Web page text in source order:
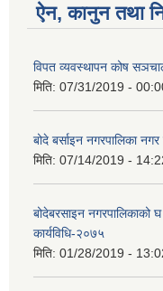
ऐन, कानुन तथा
विपत व्यवस्थापन कोष
मिति: 07/31/2019 -
बोदे बर्साइन नगरपालिका
मिति: 07/14/2019 -
बोदेबरसाइन नगरपालिकाको घ
कार्यविधि-२०७५
मिति: 01/28/2019 -